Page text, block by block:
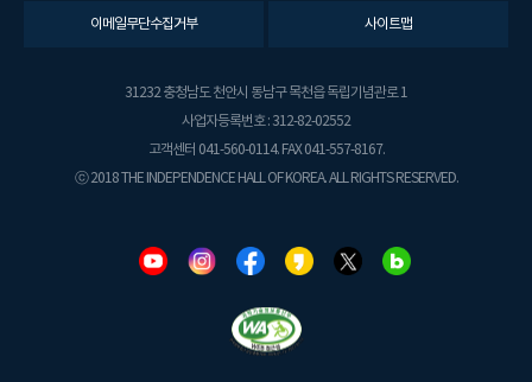
이메일무단수집거부 사이트맵
31232 충청남도 천안시 동남구 목천읍 독립기념관로 1
사업자등록번호 : 312-82-02552
고객센터 041-560-0114. FAX 041-557-8167.
ⓒ 2018 THE INDEPENDENCE HALL OF KOREA. ALL RIGHTS RESERVED.